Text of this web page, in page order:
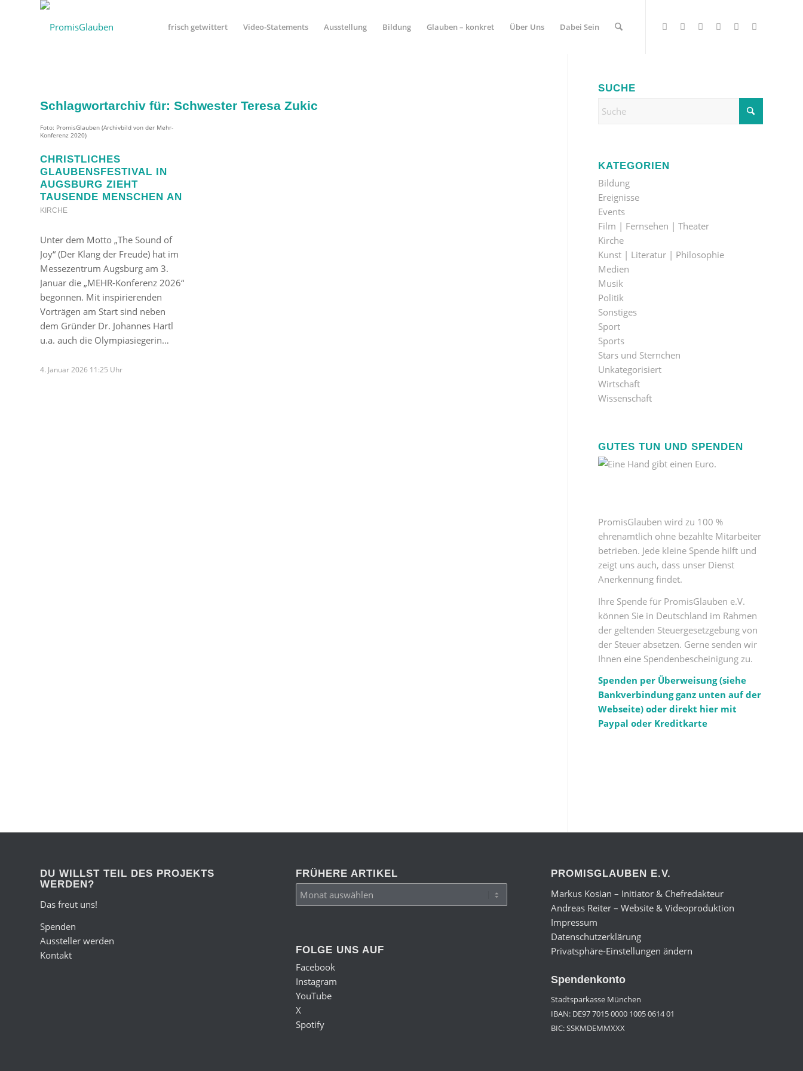
frisch getwittert Video-Statements Ausstellung Bildung Glauben – konkret Über Uns Dabei Sein
Schlagwortarchiv für: Schwester Teresa Zukic
Foto: PromisGlauben (Archivbild von der Mehr-
Konferenz 2020)
CHRISTLICHES
GLAUBENSFESTIVAL IN
AUGSBURG ZIEHT
TAUSENDE MENSCHEN AN
KIRCHE
Unter dem Motto „The Sound of
Joy“ (Der Klang der Freude) hat im
Messezentrum Augsburg am 3.
Januar die „MEHR-Konferenz 2026“
begonnen. Mit inspirierenden
Vorträgen am Start sind neben
dem Gründer Dr. Johannes Hartl
u.a. auch die Olympiasiegerin…
4. Januar 2026 11:25 Uhr
SUCHE
KATEGORIEN
Bildung
Ereignisse
Events
Film | Fernsehen | Theater
Kirche
Kunst | Literatur | Philosophie
Medien
Musik
Politik
Sonstiges
Sport
Sports
Stars und Sternchen
Unkategorisiert
Wirtschaft
Wissenschaft
GUTES TUN UND SPENDEN
PromisGlauben wird zu 100 %
ehrenamtlich ohne bezahlte Mitarbeiter
betrieben. Jede kleine Spende hilft und
zeigt uns auch, dass unser Dienst
Anerkennung findet.
Ihre Spende für PromisGlauben e.V.
können Sie in Deutschland im Rahmen
der geltenden Steuergesetzgebung von
der Steuer absetzen. Gerne senden wir
Ihnen eine Spendenbescheinigung zu.
Spenden per Überweisung (siehe
Bankverbindung ganz unten auf der
Webseite) oder direkt hier mit
Paypal oder Kreditkarte
DU WILLST TEIL DES PROJEKTS
WERDEN?
Das freut uns!
Spenden
Aussteller werden
Kontakt
FRÜHERE ARTIKEL
FOLGE UNS AUF
Facebook
Instagram
YouTube
X
Spotify
PROMISGLAUBEN E.V.
Markus Kosian – Initiator & Chefredakteur
Andreas Reiter – Website & Videoproduktion
Impressum
Datenschutzerklärung
Privatsphäre-Einstellungen ändern
Spendenkonto
Stadtsparkasse München
IBAN: DE97 7015 0000 1005 0614 01
BIC: SSKMDEMMXXX